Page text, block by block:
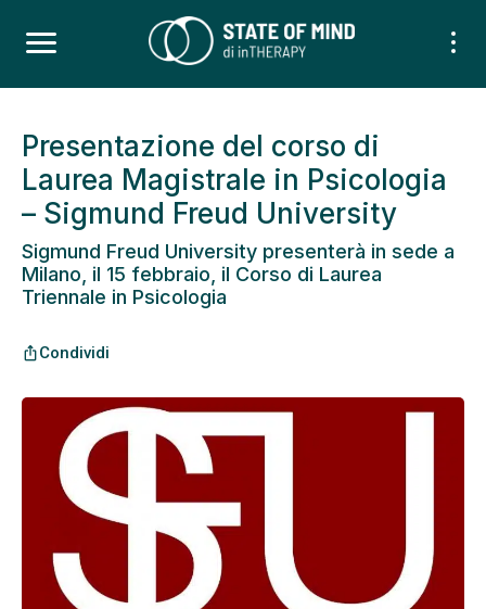
Presentazione del corso di
Laurea Magistrale in Psicologia
– Sigmund Freud University
Sigmund Freud University presenterà in sede a
Milano, il 15 febbraio, il Corso di Laurea
Triennale in Psicologia
ios_shareCondividi